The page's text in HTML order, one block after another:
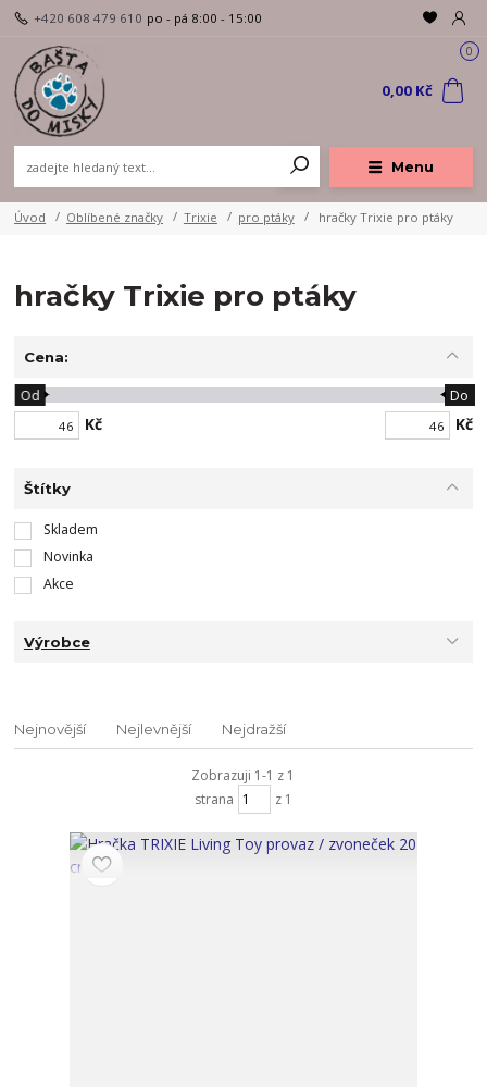
Menu
+420 608 479 610 po - pá 8:00 - 15:00
0
0,00 Kč
Úvod Oblíbené značky Trixie pro ptáky hračky Trixie pro ptáky
hračky Trixie pro ptáky
Cena:
Kč
Od Do
Kč
Štítky
Skladem
Novinka
Akce
Výrobce
Nejnovější Nejlevnější Nejdražší
Zobrazuji 1-1 z 1
strana
z 1